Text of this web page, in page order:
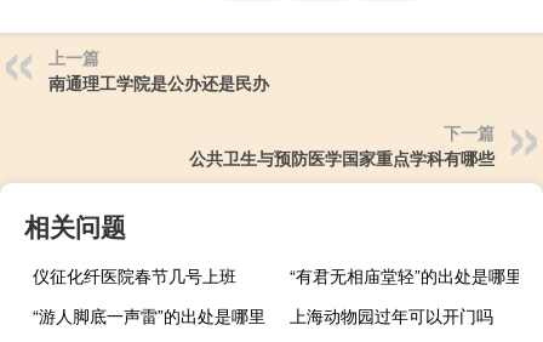
上一篇
南通理工学院是公办还是民办
下一篇
公共卫生与预防医学国家重点学科有哪些
相关问题
仪征化纤医院春节几号上班
“有君无相庙堂轻”的出处是哪里
“游人脚底一声雷”的出处是哪里
上海动物园过年可以开门吗